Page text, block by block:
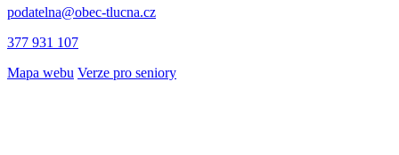
podatelna@obec-tlucna.cz
377 931 107
Mapa webu Verze pro seniory